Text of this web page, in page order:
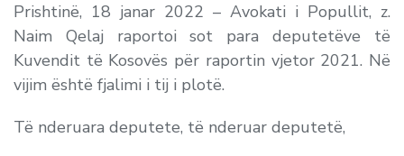
Prishtinë, 18 janar 2022 – Avokati i Popullit, z.
Naim Qelaj raportoi sot para deputetëve të
Kuvendit të Kosovës për raportin vjetor 2021. Në
vijim është fjalimi i tij i plotë.
Të nderuara deputete, të nderuar deputetë,